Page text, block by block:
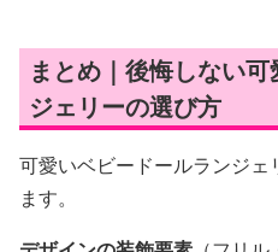
まとめ｜後悔しない
ジェリーの選び方
可愛いベビードールランジ
ます。